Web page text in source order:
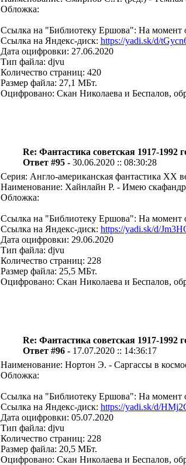
Обложка:
Ссылка на "Библиотеку Ершова": На момент
Ссылка на Яндекс-диск: https://yadi.sk/d/
Дата оцифровки: 27.06.2020
Тип файла: djvu
Количество страниц: 420
Размер файла: 27,1 МБт.
Оцифровано: Скан Николаева и Беспалов,
Re: Фантастика советская 1917-1992
Ответ #95 - 30.06.2020 :: 08:30:28
Серия: Англо-американская фантастика XX
Наименование: Хайнлайн Р. - Имею скафандр
Обложка:
Ссылка на "Библиотеку Ершова": На момент
Ссылка на Яндекс-диск: https://yadi.sk/d/
Дата оцифровки: 29.06.2020
Тип файла: djvu
Количество страниц: 228
Размер файла: 25,5 МБт.
Оцифровано: Скан Николаева и Беспалов,
Re: Фантастика советская 1917-1992
Ответ #96 - 17.07.2020 :: 14:36:17
Наименование: Нортон Э. - Саргассы в
Обложка:
Ссылка на "Библиотеку Ершова": На момент
Ссылка на Яндекс-диск: https://yadi.sk/d/
Дата оцифровки: 05.07.2020
Тип файла: djvu
Количество страниц: 228
Размер файла: 20,5 МБт.
Оцифровано: Скан Николаева и Беспалов,